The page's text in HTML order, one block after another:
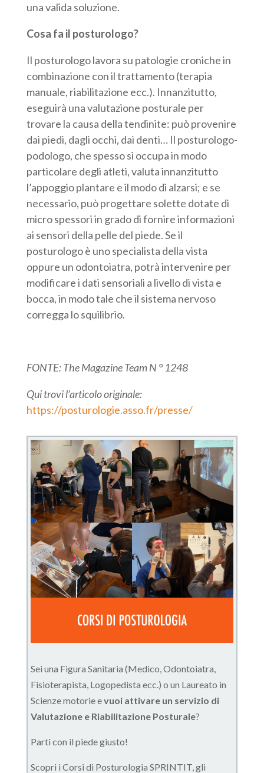
una valida soluzione.
Cosa fa il posturologo?
Il posturologo lavora su patologie croniche in
combinazione con il trattamento (terapia
manuale, riabilitazione ecc.). Innanzitutto,
eseguirà una valutazione posturale per
trovare la causa della tendinite: può provenire
dai piedi, dagli occhi, dai denti… Il posturologo-
podologo, che spesso si occupa in modo
particolare degli atleti, valuta innanzitutto
l’appoggio plantare e il modo di alzarsi; e se
necessario, può progettare solette dotate di
micro spessori in grado di fornire informazioni
ai sensori della pelle del piede. Se il
posturologo è uno specialista della vista
oppure un odontoiatra, potrà intervenire per
modificare i dati sensoriali a livello di vista e
bocca, in modo tale che il sistema nervoso
corregga lo squilibrio.
FONTE: The Magazine Team N ° 1248
Qui trovi l’articolo originale:
https://posturologie.asso.fr/presse/
Sei una Figura Sanitaria (Medico, Odontoiatra,
Fisioterapista, Logopedista ecc.) o un Laureato in
Scienze motorie evuoi attivare un servizio di
Valutazione e Riabilitazione Posturale?
Parti con il piede giusto!
Scopri i Corsi di Posturologia SPRINTIT, gli